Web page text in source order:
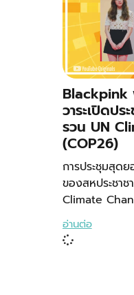
Blackpink
วาระเปิดปร
รวน UN
(COP26)
การประชุมสุด
ของสหประชา
Climate
อ่านต่อ